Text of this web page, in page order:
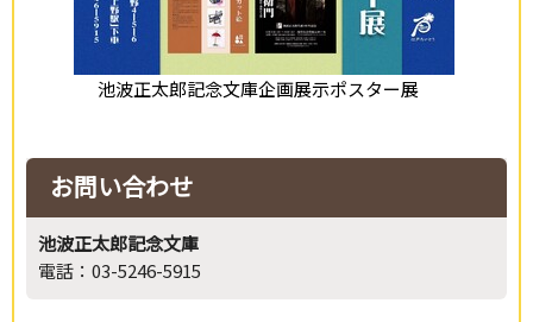
池波正太郎記念文庫企画展示ポスター展
お問い合わせ
池波正太郎記念文庫
電話：03-5246-5915